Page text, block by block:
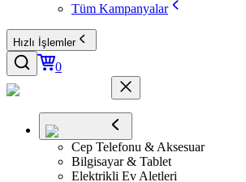
Tüm Kampanyalar
Hızlı İşlemler
0
Cep Telefonu & Aksesuar
Bilgisayar & Tablet
Elektrikli Ev Aletleri